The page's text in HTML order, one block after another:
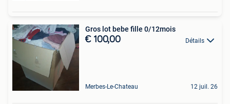
Gros lot bebe fille 0/12mois
€ 100,00 Détails
Merbes-Le-Chateau 12 juil. 26